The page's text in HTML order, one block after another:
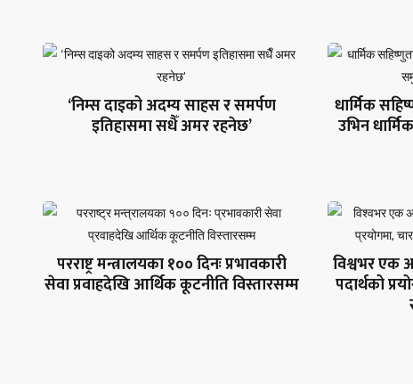
‘निम्स दाइको अदम्य साहस र समर्पण
इतिहासमा सधैँ अमर रहनेछ’
धार्मिक
उभिन
परराष्ट्र मन्त्रालयका १०० दिनः प्रभावकारी
सेवा प्रवाहदेखि आर्थिक कूटनीति विस्तारसम्म
विश्वभर एक
पदार्थको